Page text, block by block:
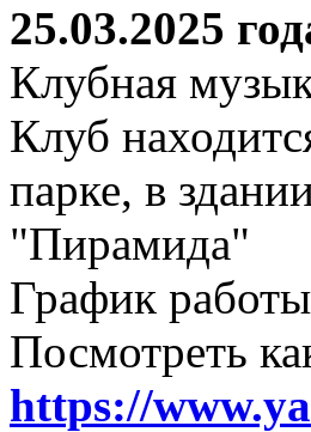
25.03.2025
Клубная
Клуб
парке, в
"Пирамида"
График
Посмотреть
https://